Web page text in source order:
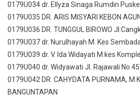
0179U034 dr. Ellyza Sinaga Rumdin
0179U035 DR. ARIS MISYARI KEBON
0179U036 DR. TUNGGUL BIROWO
0179U037 dr. Nurulhayah M. Kes
0179U039 dr. V. Ida Widayati M.kes
0179U040 dr. Widyawati Jl. Rajawali No
0179U042 DR. CAHYDATA PURNAMA,
BANGUNTAPAN